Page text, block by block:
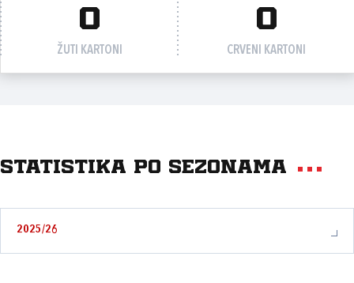
0
ŽUTI KARTONI
0
CRVENI KARTONI
Statistika po sezonama
2025/26